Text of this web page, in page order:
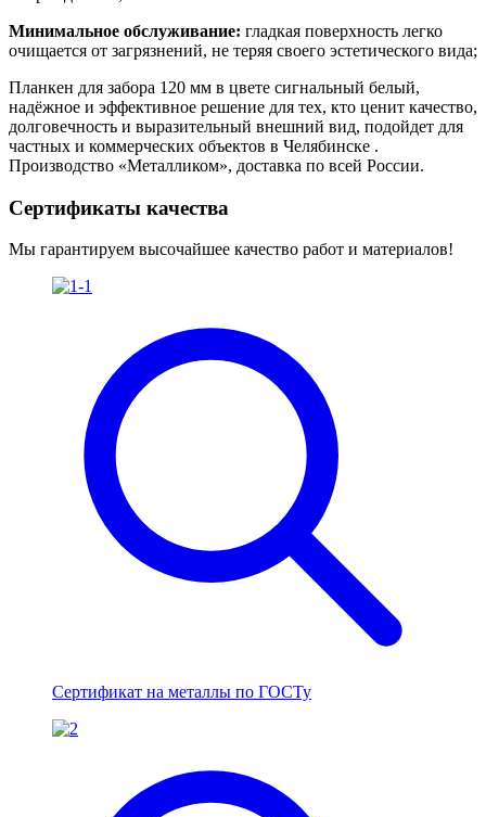
Минимальное обслуживание: гладкая поверхность легко
очищается от загрязнений, не теряя своего эстетического вида;
Планкен для забора 120 мм в цвете сигнальный белый,
надёжное и эффективное решение для тех, кто ценит качество,
долговечность и выразительный внешний вид, подойдет для
частных и коммерческих объектов в Челябинске .
Производство «Металликом», доставка по всей России.
Сертификаты качества
Мы гарантируем высочайшее качество работ и материалов!
Сертификат на металлы по ГОСТу